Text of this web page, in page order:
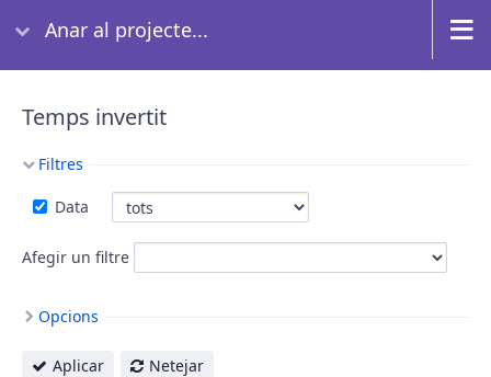
Anar al projecte...
Temps invertit
Filtres
Data
Afegir un filtre
Opcions
Aplicar Netejar